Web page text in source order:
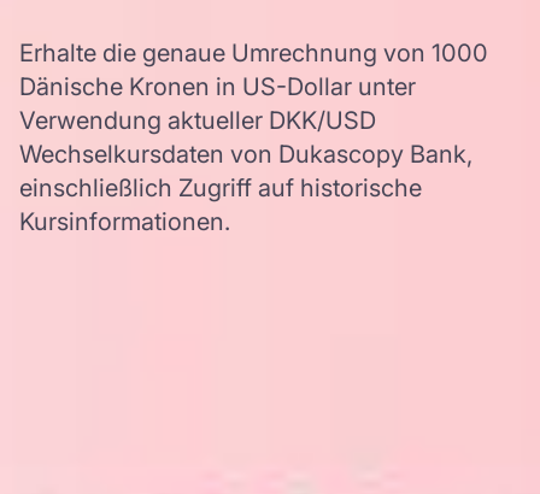
Erhalte die genaue Umrechnung von 1000
Dänische Kronen in US-Dollar unter
Verwendung aktueller DKK/USD
Wechselkursdaten von Dukascopy Bank,
einschließlich Zugriff auf historische
Kursinformationen.